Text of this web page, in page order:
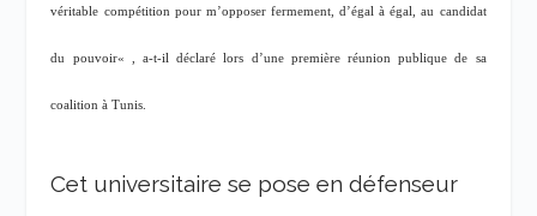
véritable compétition pour m’opposer fermement, d’égal à égal, au candidat
du pouvoir« , a-t-il déclaré lors d’une première réunion publique de sa
coalition à Tunis.
Cet universitaire se pose en défenseur